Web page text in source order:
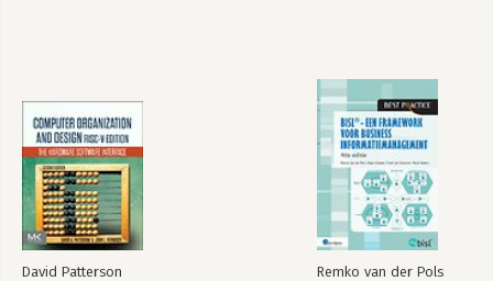
David Patterson Remko van der Pols